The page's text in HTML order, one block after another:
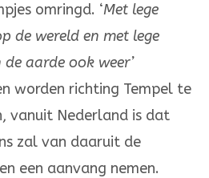
omringd. ‘Met lege
de wereld en met lege
aarde ook weer’
worden richting Tempel te
vanuit Nederland is dat
zal van daaruit de
een aanvang nemen.